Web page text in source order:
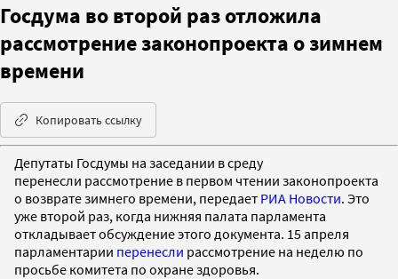
Госдума во второй раз отложила
рассмотрение законопроекта о зимнем
времени
Копировать ссылку
Депутаты Госдумы на заседании в среду
перенесли рассмотрение в первом чтении законопроекта
о возврате зимнего времени, передает РИА Новости. Это
уже второй раз, когда нижняя палата парламента
откладывает обсуждение этого документа. 15 апреля
парламентарии перенесли рассмотрение на неделю по
просьбе комитета по охране здоровья.